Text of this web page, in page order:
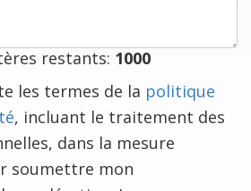
restants: 1000
les termes de la politique
, incluant le traitement des
dans la mesure
soumettre mon